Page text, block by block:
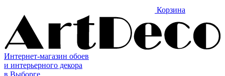
Корзина
Интернет-магазин обоев
и интерьерного декора